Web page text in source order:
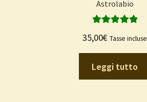
Astrolabio
35,00€ Tasse incluse
Leggi tutto